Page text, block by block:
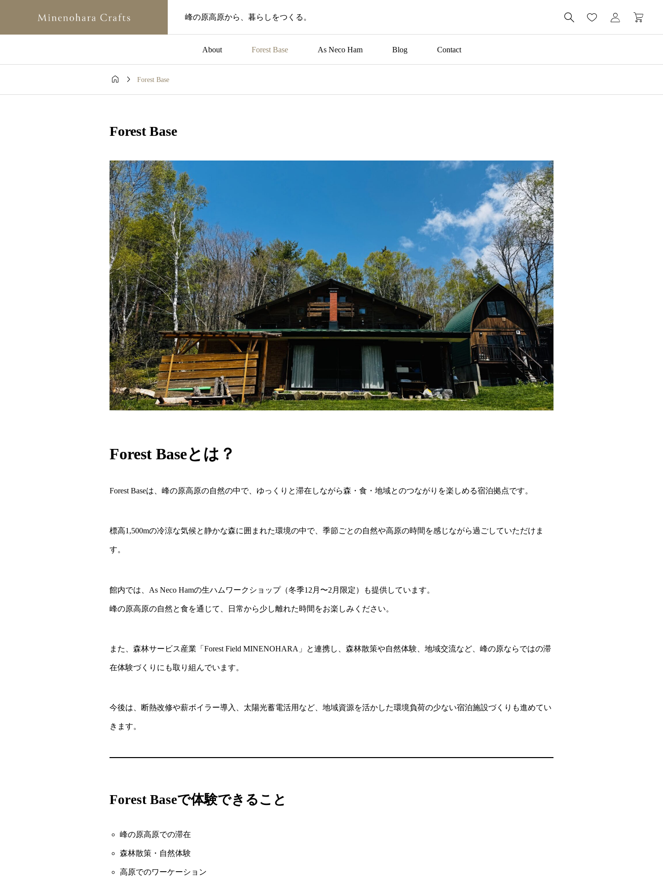
峰の原高原から、暮らしをつくる。 
About Forest Base As Neco Ham Blog Contact
  Forest Base
Forest Base
Forest Baseとは？
Forest Baseは、峰の原高原の自然の中で、ゆっくりと滞在しながら森・食・地域とのつながりを楽しめる宿泊拠点です。
標高1,500mの冷涼な気候と静かな森に囲まれた環境の中で、季節ごとの自然や高原の時間を感じながら過ごしていただけま
す。
館内では、As Neco Hamの生ハムワークショップ（冬季12月〜2月限定）も提供しています。
峰の原高原の自然と食を通じて、日常から少し離れた時間をお楽しみください。
また、森林サービス産業「Forest Field MINENOHARA」と連携し、森林散策や自然体験、地域交流など、峰の原ならではの滞
在体験づくりにも取り組んでいます。
今後は、断熱改修や薪ボイラー導入、太陽光蓄電活用など、地域資源を活かした環境負荷の少ない宿泊施設づくりも進めてい
きます。
Forest Baseで体験できること
峰の原高原での滞在
森林散策・自然体験
高原でのワーケーション